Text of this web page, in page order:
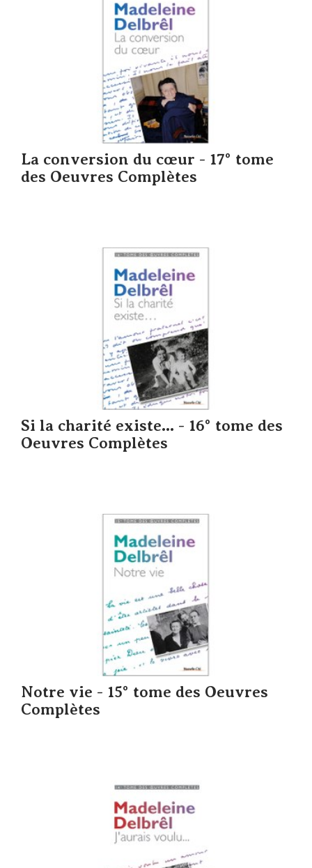
La conversion du cœur - 17° tome
des Oeuvres Complètes
Si la charité existe… - 16° tome des
Oeuvres Complètes
Notre vie - 15° tome des Oeuvres
Complètes